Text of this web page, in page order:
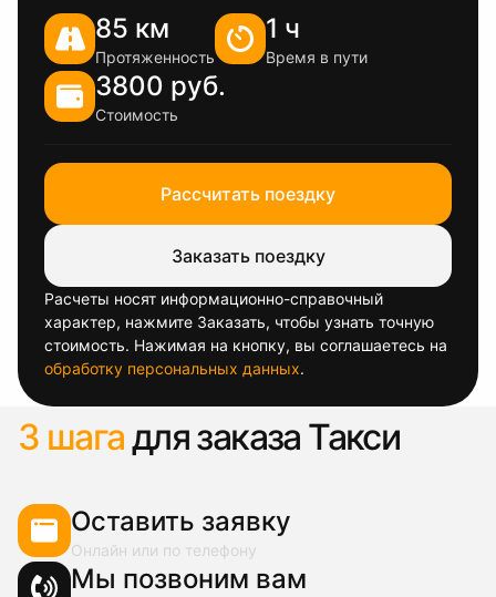
85 км
Протяженность
1 ч
Время в пути
3800 руб.
Стоимость
Рассчитать поездку
Заказать поездку
Расчеты носят информационно-справочный
характер, нажмите Заказать, чтобы узнать точную
стоимость. Нажимая на кнопку, вы соглашаетесь на
обработку персональных данных.
3 шагадля заказа Такси
Оставить заявку
Онлайн или по телефону
Мы позвоним вам